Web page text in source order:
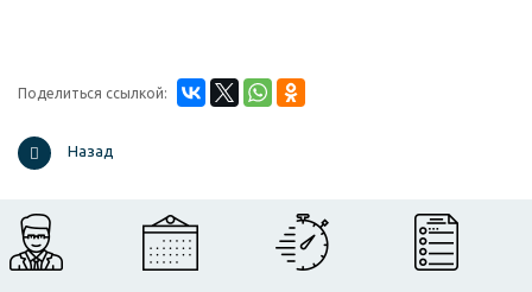
Поделиться ссылкой:
Назад